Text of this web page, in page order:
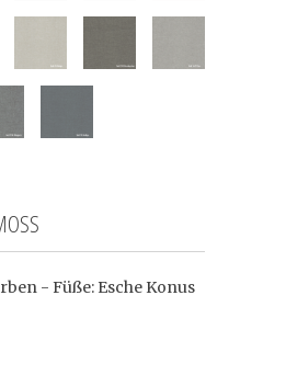
- Füße: Esche Konus